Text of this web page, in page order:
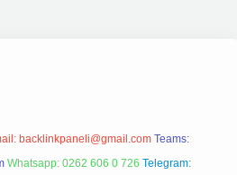
backlinkpaneli@gmail.com Teams:
Whatsapp: 0262 606 0 726 Telegram: